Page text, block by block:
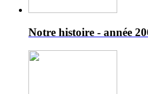
Notre histoire - année